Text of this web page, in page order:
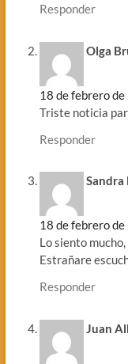
Responder
Olga
18 de febrero
Triste noticia
Responder
Sandra
18 de febrero
Lo siento
Estrañare
Responder
Juan